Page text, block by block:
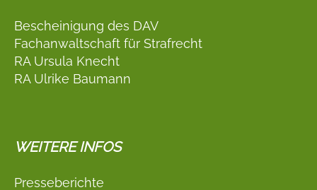
Bescheinigung des DAV
Fachanwaltschaft für Strafrecht
RA Ursula Knecht
RA Ulrike Baumann
WEITERE INFOS
Presseberichte